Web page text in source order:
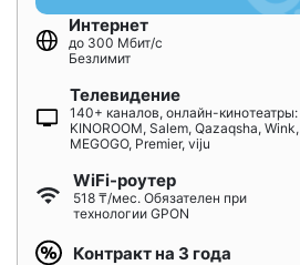
Интернет
до 300 Мбит/с
Безлимит
Телевидение
140+ каналов, онлайн-кинотеатры:
KINOROOM, Salem, Qazaqsha, Wink,
MEGOGO, Premier, viju
WiFi-роутер
518 ₸/мес. Обязателен при
технологии GPON
Контракт на 3 года